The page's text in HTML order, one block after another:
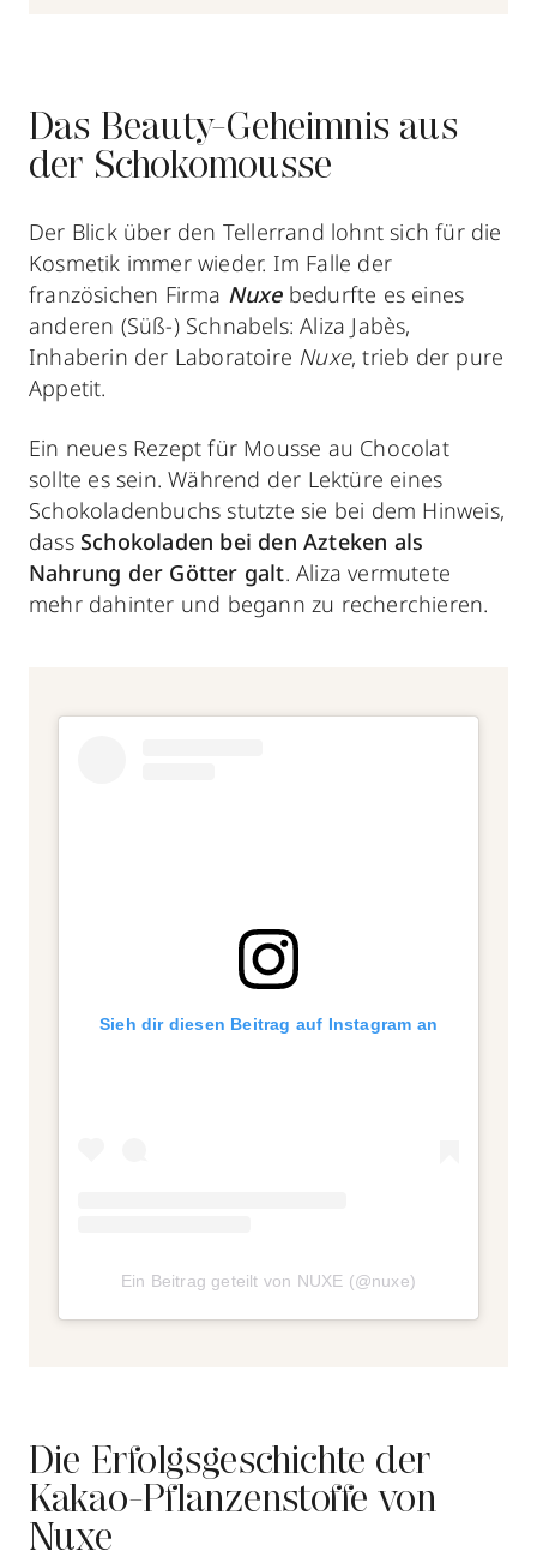
Das Beauty-Geheimnis aus
der Schokomousse
Der Blick über den Tellerrand lohnt sich für die
Kosmetik immer wieder. Im Falle der
französichen Firma Nuxebedurfte es eines
anderen (Süß-) Schnabels: Aliza Jabès,
Inhaberin der Laboratoire Nuxe, trieb der pure
Appetit.
Ein neues Rezept für Mousse au Chocolat
sollte es sein. Während der Lektüre eines
Schokoladenbuchs stutzte sie bei dem Hinweis,
dass Schokoladen bei den Azteken als
Nahrung der Götter galt. Aliza vermutete
mehr dahinter und begann zu recherchieren.
Sieh dir diesen Beitrag auf Instagram an
Ein Beitrag geteilt von NUXE (@nuxe)
Die Erfolgsgeschichte der
Kakao-Pflanzenstoffe von
Nuxe